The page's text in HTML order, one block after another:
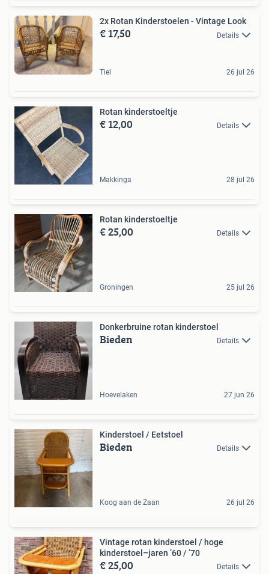
2x Rotan Kinderstoelen - Vintage Look
€ 17,50 Details
Tiel 26 jul 26
Rotan kinderstoeltje
€ 12,00 Details
Makkinga 28 jul 26
Rotan kinderstoeltje
€ 25,00 Details
Groningen 25 jul 26
Donkerbruine rotan kinderstoel
Bieden Details
Hoevelaken 27 jun 26
Kinderstoel / Eetstoel
Bieden Details
Koog aan de Zaan 26 jul 26
Vintage rotan kinderstoel / hoge
kinderstoel–jaren ’60 / ’70
€ 25,00 Details